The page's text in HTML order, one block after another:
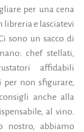
per una cena
libreria e lasciatevi
sono un sacco di
chef stellati,
affidabili
non sfigurare,
anche alla
al vino.
nostro, abbiamo